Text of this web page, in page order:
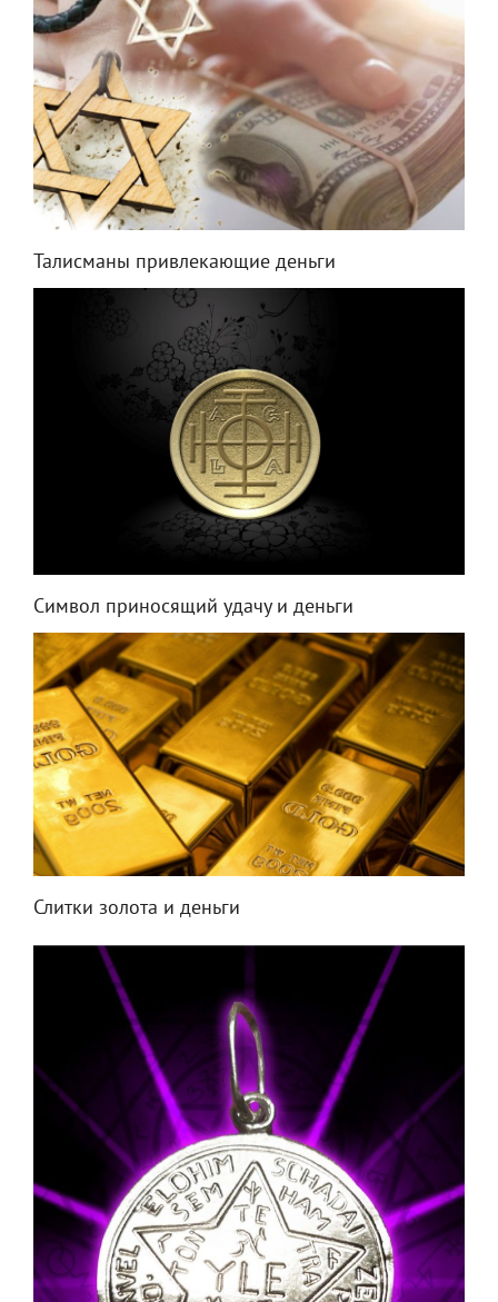
Талисманы привлекающие деньги
Символ приносящий удачу и деньги
Слитки золота и деньги